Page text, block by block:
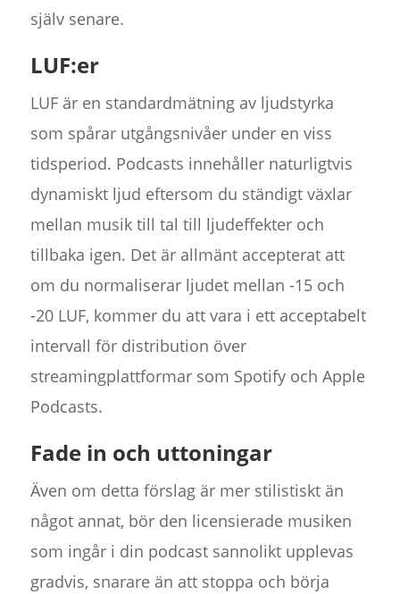
själv senare.
LUF:er
LUF är en standardmätning av ljudstyrka
som spårar utgångsnivåer under en viss
tidsperiod. Podcasts innehåller naturligtvis
dynamiskt ljud eftersom du ständigt växlar
mellan musik till tal till ljudeffekter och
tillbaka igen. Det är allmänt accepterat att
om du normaliserar ljudet mellan -15 och
-20 LUF, kommer du att vara i ett acceptabelt
intervall för distribution över
streamingplattformar som Spotify och Apple
Podcasts.
Fade in och uttoningar
Även om detta förslag är mer stilistiskt än
något annat, bör den licensierade musiken
som ingår i din podcast sannolikt upplevas
gradvis, snarare än att stoppa och börja